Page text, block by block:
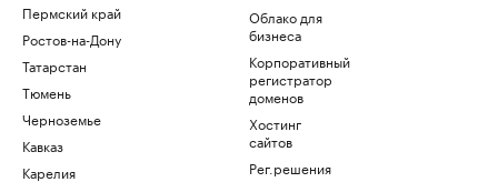
Пермский край
Ростов-на-Дону
Татарстан
Тюмень
Черноземье
Кавказ
Карелия
Облако для
бизнеса
Корпоративный
регистратор
доменов
Хостинг
сайтов
Рег.решения